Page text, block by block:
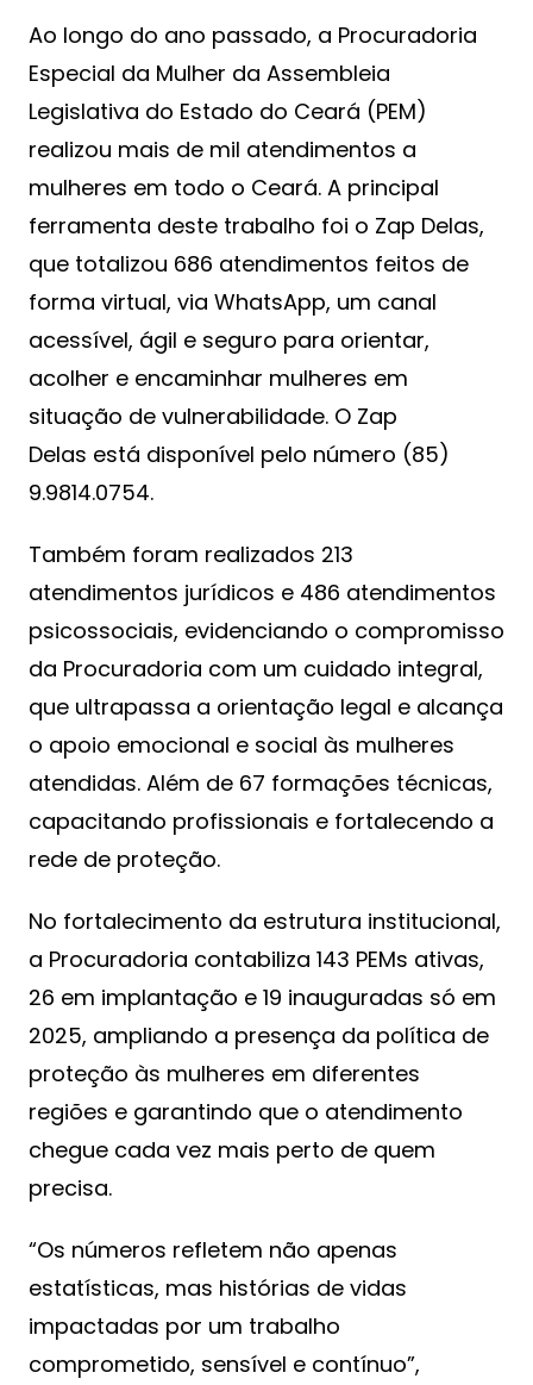
Ao longo do ano passado, a Procuradoria
Especial da Mulher da Assembleia
Legislativa do Estado do Ceará (PEM)
realizou mais de mil atendimentos a
mulheres em todo o Ceará. A principal
ferramenta deste trabalho foi o Zap Delas,
que totalizou 686 atendimentos feitos de
forma virtual, via WhatsApp, um canal
acessível, ágil e seguro para orientar,
acolher e encaminhar mulheres em
situação de vulnerabilidade. O Zap
Delas está disponível pelo número (85)
9.9814.0754.
Também foram realizados 213
atendimentos jurídicos e 486 atendimentos
psicossociais, evidenciando o compromisso
da Procuradoria com um cuidado integral,
que ultrapassa a orientação legal e alcança
o apoio emocional e social às mulheres
atendidas. Além de 67 formações técnicas,
capacitando profissionais e fortalecendo a
rede de proteção.
No fortalecimento da estrutura institucional,
a Procuradoria contabiliza 143 PEMs ativas,
26 em implantação e 19 inauguradas só em
2025, ampliando a presença da política de
proteção às mulheres em diferentes
regiões e garantindo que o atendimento
chegue cada vez mais perto de quem
precisa.
“Os números refletem não apenas
estatísticas, mas histórias de vidas
impactadas por um trabalho
comprometido, sensível e contínuo”,